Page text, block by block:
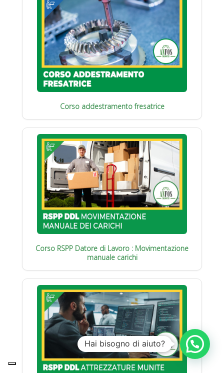
Corso addestramento fresatrice
Corso RSPP Datore di Lavoro : Movimentazione
manuale carichi
Hai bisogno di aiuto?